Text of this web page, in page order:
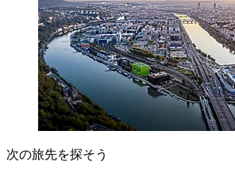
次の旅先を探そう